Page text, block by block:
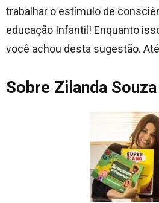
trabalhar o estímulo de
educação Infantil! Enquanto
você achou desta sugestão.
Sobre Zilanda Souza